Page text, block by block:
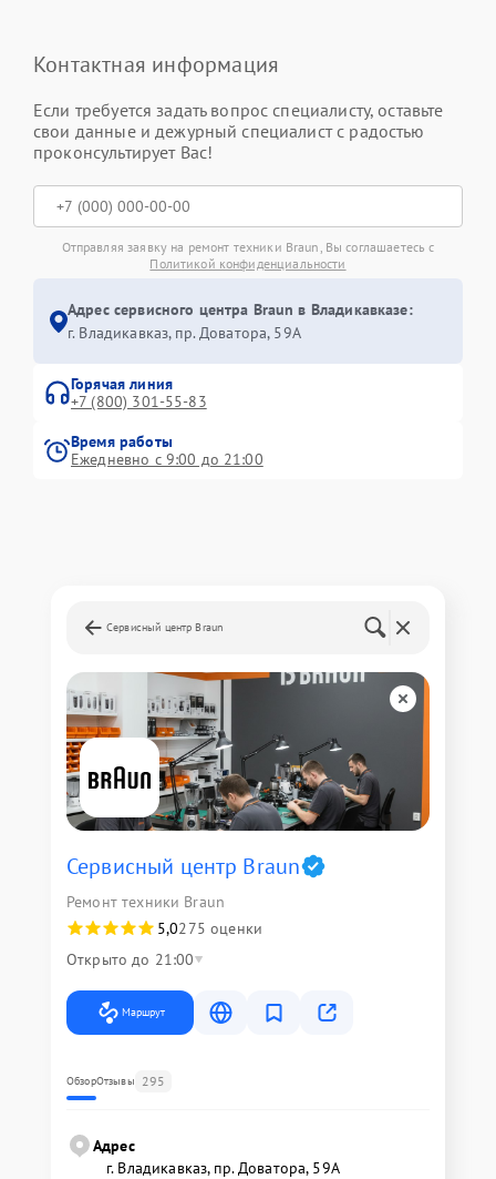
Контактная информация
Если требуется задать вопрос специалисту, оставьте
свои данные и дежурный специалист с радостью
проконсультирует Вас!
Отправляя заявку на ремонт техники Braun, Вы соглашаетесь с
Политикой конфиденциальности
Адрес сервисного центра Braun в Владикавказе:
г. Владикавказ, пр. Доватора, 59А
Горячая линия
+7 (800) 301-55-83
Время работы
Ежедневно с 9:00 до 21:00
Сервисный центр Braun
Сервисный центр Braun
Ремонт техники Braun
5,0275 оценки
Открыто до 21:00
Маршрут
ОбзорОтзывы 295
Адрес
г. Владикавказ, пр. Доватора, 59А